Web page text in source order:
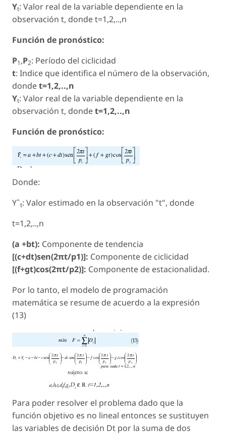
Yt: Valor real de la variable dependiente en la
observación t, donde t=1,2,..,n
Función de pronóstico:
P1,P2: Período del ciclicidad
t: Indice que identifica el número de la observación,
dondet=1,2,..,n
Yt: Valor real de la variable dependiente en la
observación t, dondet=1,2,..,n
Función de pronóstico:
Donde:
Yˆt: Valor estimado en la observación "t", donde
t=1,2,..,n
(a +bt): Componente de tendencia
[(c+dt)sen(2πt/p1)]: Componente de ciclicidad
[(f+gt)cos(2πt/p2)]: Componente de estacionalidad.
Por lo tanto, el modelo de programación
matemática se resume de acuerdo a la expresión
(13)
Para poder resolver el problema dado que la
función objetivo es no lineal entonces se sustituyen
las variables de decisión Dt por la suma de dos